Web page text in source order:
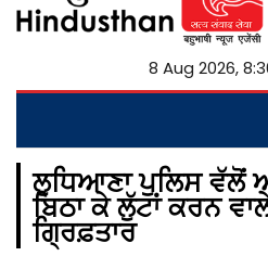
8 Aug 2026,
ਲੁਧਿਆਣਾ ਪੁਲਿਸ ਵੱਲੋਂ
ਬਿਠਾ ਕੇ ਲੁੱਟਾਂ ਕਰਨ
ਗ੍ਰਿਫ਼ਤਾਰ